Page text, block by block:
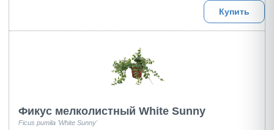
Купить
Фикус мелколистный White Sunny
Ficus pumila 'White Sunny'